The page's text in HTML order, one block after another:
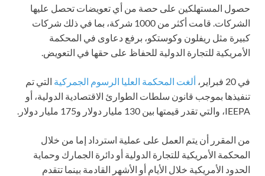
حصول المستهلكين على حصة من أي تعويضات تحصل عليها
الشركات. قامت أكثر من 1000 شركة، بما في ذلك شركات
كبيرة مثل ريفلون وكوستكو، برفع دعاوى في المحكمة
الأمريكية للتجارة الدولية للحفاظ على حقها في التعويض.
في 20 فبراير، ألغت المحكمة العليا الرسوم الجمركية التي تم
تنفيذها بموجب قانون سلطات الطوارئ الاقتصادية الدولية، أو
IEEPA، والتي تقدر قيمتها بين 130 مليار دولار و175 مليار دولار.
من المقرر أن يتم العمل على عملية استرداد إما من خلال
المحكمة الأمريكية للتجارة الدولية أو دائرة الجمارك وحماية
الحدود الأمريكية خلال الأيام أو الأشهر القادمة بينما تتقدم